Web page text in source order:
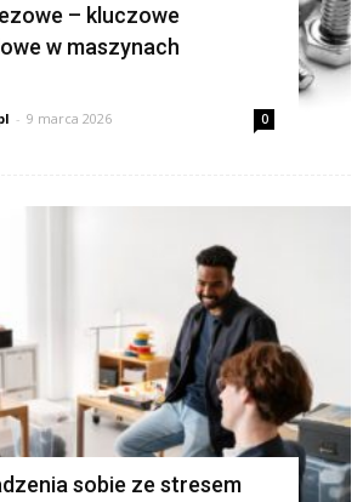
– kluczowe
w maszynach
- 9 marca 2026 0
sobie ze stresem